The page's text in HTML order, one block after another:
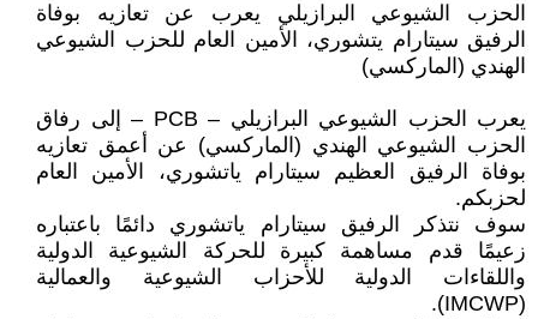
الحزب الشيوعي البرازيلي يعرب عن تعازيه بوفاة
الرفيق سيتارام يتشوري، الأمين العام للحزب الشيوعي
الهندي (الماركسي)
يعرب الحزب الشيوعي البرازيلي – PCB – إلى رفاق
الحزب الشيوعي الهندي (الماركسي) عن أعمق تعازيه
بوفاة الرفيق العظيم سيتارام ياتشوري، الأمين العام
لحزبكم.
سوف نتذكر الرفيق سيتارام ياتشوري دائمًا باعتباره
زعيمًا قدم مساهمة كبيرة للحركة الشيوعية الدولية
واللقاءات الدولية للأحزاب الشيوعية والعمالية
(IMCWP).